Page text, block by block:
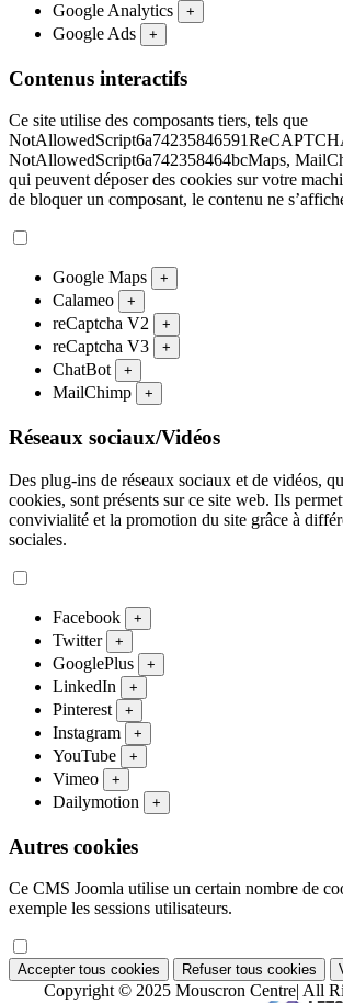
Google Analytics +
Google Ads +
Contenus interactifs
Ce site utilise des composants tiers, tels que
NotAllowedScript6a742358464bcMaps,
qui peuvent déposer des cookies sur votre
de bloquer un composant, le contenu ne
Google Maps +
Calameo +
reCaptcha V2 +
reCaptcha V3 +
ChatBot +
MailChimp +
Réseaux sociaux/Vidéos
Des plug-ins de réseaux sociaux et de vidéos,
cookies, sont présents sur ce site web. Ils
convivialité et la promotion du site grâce à
sociales.
Facebook +
Twitter +
GooglePlus +
LinkedIn +
Pinterest +
Instagram +
YouTube +
Vimeo +
Dailymotion +
Autres cookies
Ce CMS Joomla utilise un certain nombre de
exemple les sessions utilisateurs.
Accepter tous cookies Refuser tous cookies
Copyright © 2025 Mouscron Centre| All